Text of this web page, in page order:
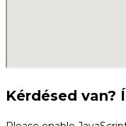
Kérdésed van?